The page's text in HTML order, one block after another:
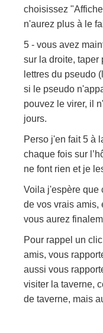
choisissez
n'aurez plus à le
5 - vous avez
sur la droite, taper
lettres du pseudo
si le pseudo
pouvez le virer, il
jours.
Perso j'en fait 5 à
chaque fois sur
ne font rien et je
Voila j'espère que
de vos vrais amis,
vous aurez
Pour rappel un
amis, vous
aussi vous
visiter la taverne,
de taverne, mais